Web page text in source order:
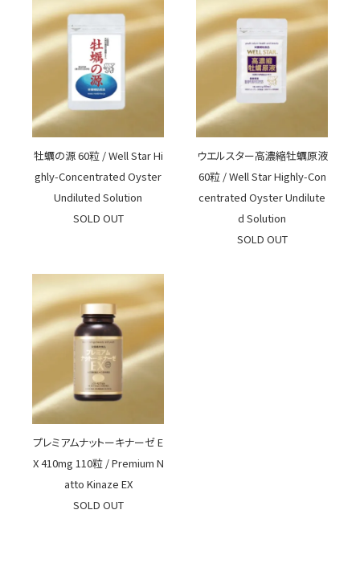
牡蠣の源 60粒 / Well Star Hi
ghly-Concentrated Oyster
Undiluted Solution
SOLD OUT
ウエルスター高濃縮牡蠣原液
60粒 / Well Star Highly-Con
centrated Oyster Undilute
d Solution
SOLD OUT
プレミアムナットーキナーゼ E
X 410mg 110粒 / Premium N
atto Kinaze EX
SOLD OUT